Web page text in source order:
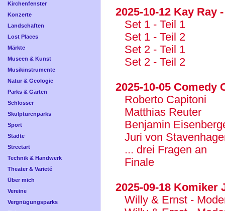
Kirchenfenster
Konzerte
Landschaften
Lost Places
Märkte
Museen & Kunst
Musikinstrumente
Natur & Geologie
Parks & Gärten
Schlösser
Skulpturenparks
Sport
Städte
Streetart
Technik & Handwerk
Theater & Varieté
Über mich
Vereine
Vergnügungsparks
2025-10-12 Kay Ray
Set 1 - Teil 1
Set 1 - Teil 2
Set 2 - Teil 1
Set 2 - Teil 2
2025-10-05 Comedy
Roberto Capitoni
Matthias Reuter
Benjamin
Juri von
... drei Fragen an
Finale
2025-09-18 Komiker
Willy & Ernst -